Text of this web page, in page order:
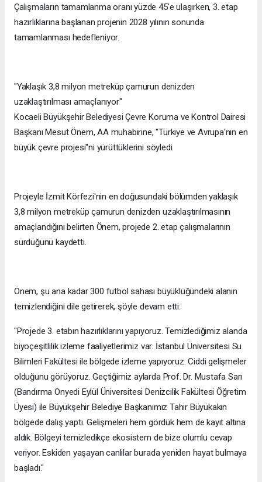
Çalışmaların tamamlanma oranı yüzde 45'e ulaşırken, 3. etap
hazırlıklarına başlanan projenin 2028 yılının sonunda
tamamlanması hedefleniyor.
"Yaklaşık 3,8 milyon metreküp çamurun denizden
uzaklaştırılması amaçlanıyor"
Kocaeli Büyükşehir Belediyesi Çevre Koruma ve Kontrol Dairesi
Başkanı Mesut Önem, AA muhabirine, "Türkiye ve Avrupa'nın en
büyük çevre projesi"ni yürüttüklerini söyledi.
Projeyle İzmit Körfezi'nin en doğusundaki bölümden yaklaşık
3,8 milyon metreküp çamurun denizden uzaklaştırılmasının
amaçlandığını belirten Önem, projede 2. etap çalışmalarının
sürdüğünü kaydetti.
Önem, şu ana kadar 300 futbol sahası büyüklüğündeki alanın
temizlendiğini dile getirerek, şöyle devam etti:
"Projede 3. etabın hazırlıklarını yapıyoruz. Temizlediğimiz alanda
biyoçeşitlilik izleme faaliyetlerimiz var. İstanbul Üniversitesi Su
Bilimleri Fakültesi ile bölgede izleme yapıyoruz. Ciddi gelişmeler
olduğunu görüyoruz. Geçtiğimiz aylarda Prof. Dr. Mustafa Sarı
(Bandırma Onyedi Eylül Üniversitesi Denizcilik Fakültesi Öğretim
Üyesi) ile Büyükşehir Belediye Başkanımız Tahir Büyükakın
bölgede dalış yaptı. Gelişmeleri hem gördük hem de kayıt altına
aldık. Bölgeyi temizledikçe ekosistem de bize olumlu cevap
veriyor. Eskiden yaşayan canlılar burada yeniden hayat bulmaya
başladı."